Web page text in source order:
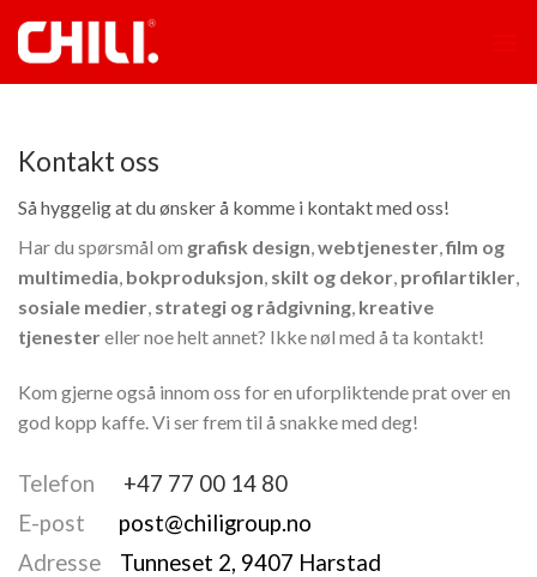
Kontakt oss
Så hyggelig at du ønsker å komme i kontakt med oss!
Har du spørsmål om grafisk design,webtjenester,film og
multimedia, bokproduksjon, skilt og dekor, profilartikler,
sosiale medier, strategi og rådgivning, kreative
tjenestereller noe helt annet? Ikke nøl med å ta kontakt!
Kom gjerne også innom oss for en uforpliktende prat over en
god kopp kaffe. Vi ser frem til å snakke med deg!
Telefon
+47 77 00 14 80
E-post
post@chiligroup.no
Adresse Tunneset 2, 9407 Harstad